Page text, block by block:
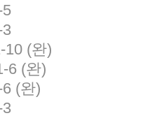
10 (완)
6 (완)
(완)